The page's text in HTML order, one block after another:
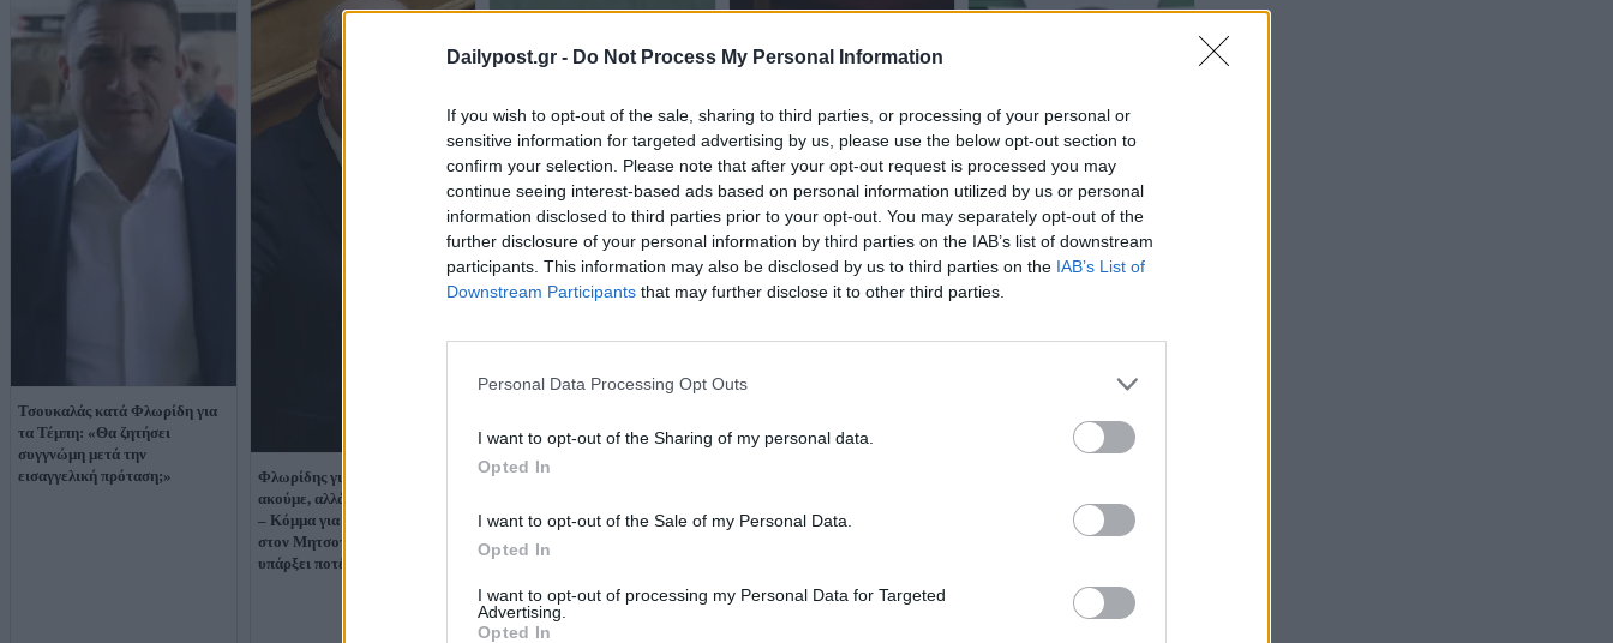
Dailypost.gr - Do Not Process My Personal Information
If you wish to opt-out of the sale, sharing to third parties, or processing of your personal or
sensitive information for targeted advertising by us, please use the below opt-out section to
confirm your selection. Please note that after your opt-out request is processed you may
continue seeing interest-based ads based on personal information utilized by us or personal
information disclosed to third parties prior to your opt-out. You may separately opt-out of the
further disclosure of your personal information by third parties on the IAB’s list of downstream
participants. This information may also be disclosed by us to third parties on the IAB’s List of
Downstream Participants that may further disclose it to other third parties.
Personal Data Processing Opt Outs
I want to opt-out of the Sharing of my personal data.
Opted In
I want to opt-out of the Sale of my Personal Data.
Opted In
I want to opt-out of processing my Personal Data for Targeted
Advertising.
Opted In
Τσουκαλάς κατά Φλωρίδη για
τα Τέμπη: «Θα ζητήσει
συγγνώμη μετά την
εισαγγελική πρόταση;»
Φλωρίδης για Σαμαρά: «Τον
ακούμε, αλλά δεν τον βλέπουμε
– Κόμμα για να κάνει ζημιά
στον Μητσοτάκη δεν έχει
υπάρξει ποτέ»
από την Ιστορία, θα βλέπει τη
απάντηση ΠΑΣΟΚ στον